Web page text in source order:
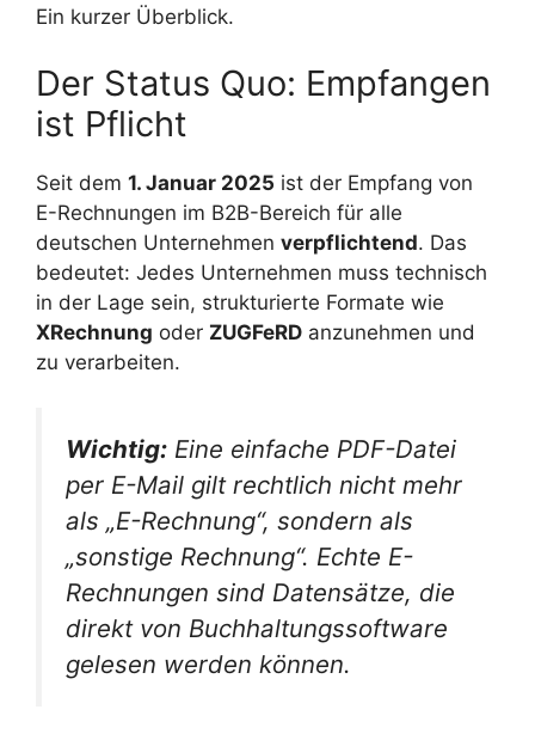
Ein kurzer Überblick.
Der Status Quo: Empfangen
ist Pflicht
Seit dem 1. Januar 2025 ist der Empfang von
E-Rechnungen im B2B-Bereich für alle
deutschen Unternehmen verpflichtend. Das
bedeutet: Jedes Unternehmen muss technisch
in der Lage sein, strukturierte Formate wie
XRechnung oder ZUGFeRD anzunehmen und
zu verarbeiten.
Wichtig: Eine einfache PDF-Datei
per E-Mail gilt rechtlich nicht mehr
als „E-Rechnung“, sondern als
„sonstige Rechnung“. Echte E-
Rechnungen sind Datensätze, die
direkt von Buchhaltungssoftware
gelesen werden können.